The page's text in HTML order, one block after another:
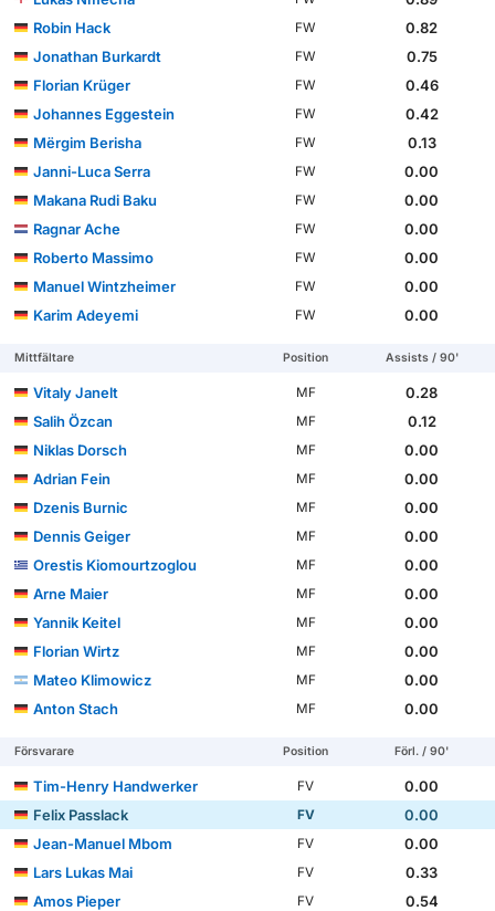
Robin Hack
FW
0.82
Jonathan Burkardt
FW
0.75
Florian Krüger
FW
0.46
Johannes Eggestein
FW
0.42
Mërgim Berisha
FW
0.13
Janni-Luca Serra
FW
0.00
Makana Rudi Baku
FW
0.00
Ragnar Ache
FW
0.00
Roberto Massimo
FW
0.00
Manuel Wintzheimer
FW
0.00
Karim Adeyemi
FW 0.00
Mittfältare Position Assists / 90'
Vitaly Janelt MF
0.28
Salih Özcan
MF
0.12
Niklas Dorsch
MF
0.00
Adrian Fein
MF
0.00
Dzenis Burnic
MF
0.00
Dennis Geiger
MF
0.00
Orestis Kiomourtzoglou
MF
0.00
Arne Maier
MF
0.00
Yannik Keitel
MF
0.00
Florian Wirtz
MF
0.00
Mateo Klimowicz
MF
0.00
Anton Stach
MF 0.00
Försvarare Position Förl. / 90'
Tim-Henry Handwerker FV
0.00
Felix Passlack
FV
0.00
Jean-Manuel Mbom
FV
0.00
Lars Lukas Mai
FV
0.33
Amos Pieper
FV
0.54